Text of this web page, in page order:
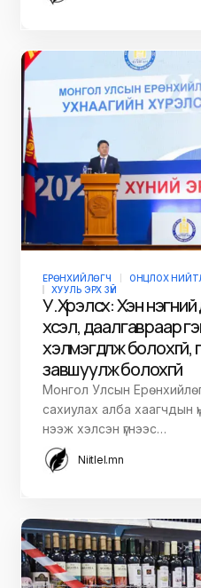
ЕРӨНХИЙЛӨГЧ ОНЦЛОХ
ХУУЛЬ ЭРХ ЗҮЙ
У.Хүрэлсүх: Хэн
хүсэл, даалгавраар
хэлмэгдүүлж
завшуулж болохгүй
Монгол Улсын
сахиулах алба хаагчдын
нээж хэлсэн үгнээс…
Niitlel.mn